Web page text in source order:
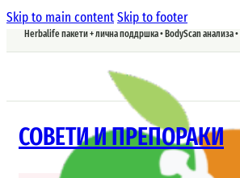
Skip to main contentSkip to footer
Herbalife пакети + лична поддршка • BodyScan анализа
СОВЕТИ И ПРЕПОРАКИ